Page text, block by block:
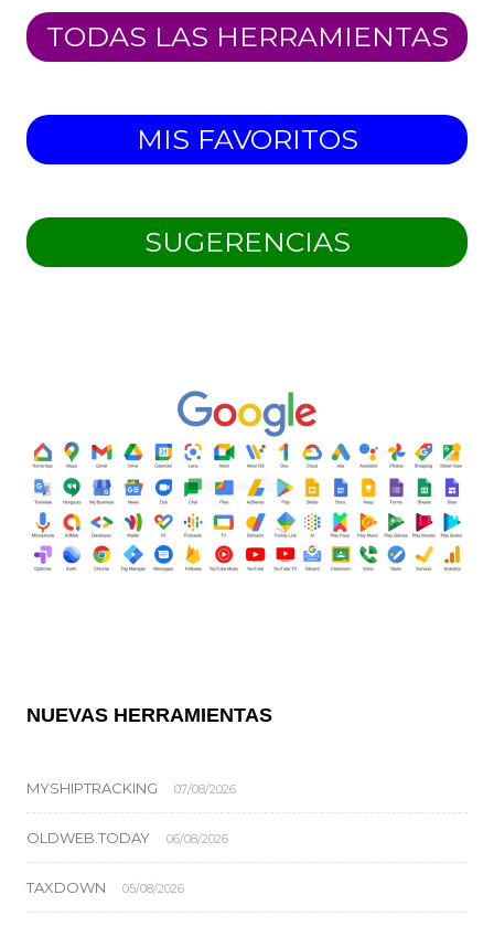
TODAS LAS HERRAMIENTAS
MIS FAVORITOS
SUGERENCIAS
NUEVAS HERRAMIENTAS
MYSHIPTRACKING 07/08/2026
OLDWEB.TODAY 06/08/2026
TAXDOWN 05/08/2026